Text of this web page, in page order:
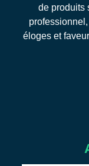
de produits
éloges et